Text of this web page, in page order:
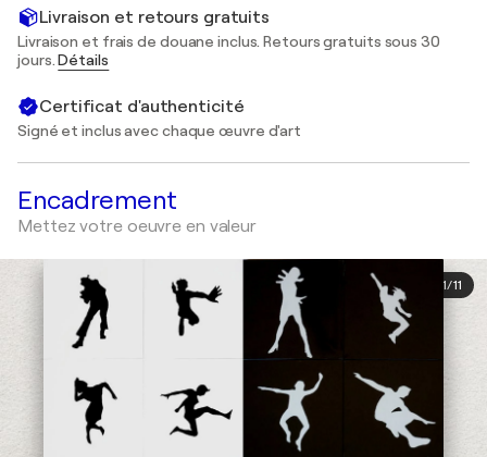
Livraison et retours gratuits
Livraison et frais de douane inclus. Retours gratuits sous 30
jours.Détails
Certificat d'authenticité
Signé et inclus avec chaque œuvre d'art
Encadrement
Mettez votre oeuvre en valeur
1/11